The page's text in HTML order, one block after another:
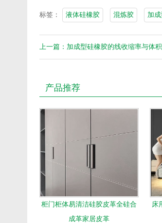
标签： 液体硅橡胶 混炼胶 加
上一篇：加成型硅橡胶的线收缩率与体
产品推荐
柜门柜体易清洁硅胶皮革全硅合
成革家居皮革
床